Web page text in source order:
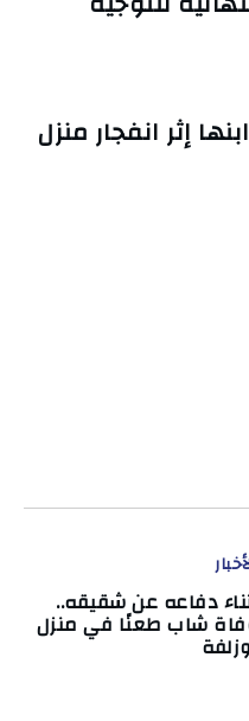
إثر انفجار منزل
دفاعه عن شقيقه..
شاب طعنًا في منزل